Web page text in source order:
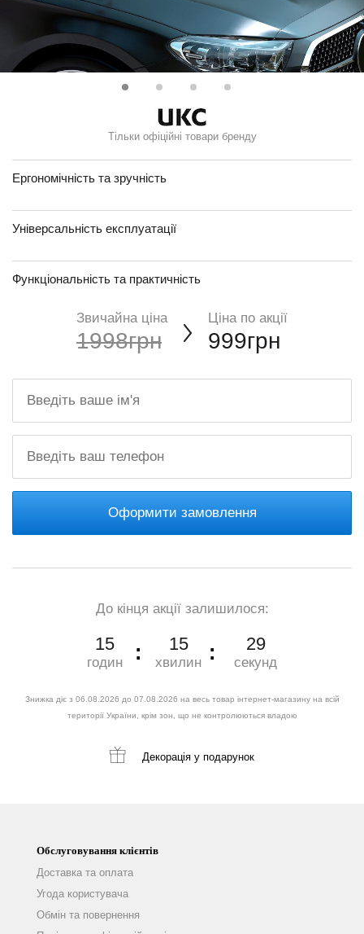
Тільки офіційні товари бренду
Ергономічність та зручність
Універсальність експлуатації
Функціональність та практичність
Звичайна ціна
1998грн
Ціна по акції
999грн
Оформити замовлення
До кінця акції залишилося:
15
годин
15
хвилин
28
секунд
Знижка діє з 06.08.2026 до 07.08.2026 на весь товар інтернет-магазину на всій
території України, крім зон, що не контролюються владою
Декорація у подарунок
Обслуговування клієнтів
Доставка та оплата
Угода користувача
Обмін та повернення